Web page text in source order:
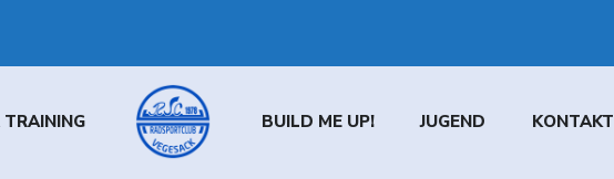
BUILD ME UP! JUGEND KONTAKT